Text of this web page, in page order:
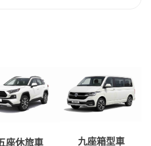
座休旅車
九座箱型車